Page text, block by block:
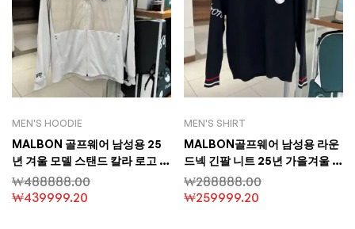
MEN'S HOODIE
MALBON 골프웨어 남성용 25
년 겨울 모델 스탠드 칼라 로고 패
치워크 다운 롱슬리브 자켓
₩488888.00
₩439999.20
MEN'S SHIRT
MALBON골프웨어 남성용 라운
드넥 긴팔 니트 25년 가을겨울 컬
렉션 캐주얼 스포츠 골프 저지
₩288888.00
₩259999.20